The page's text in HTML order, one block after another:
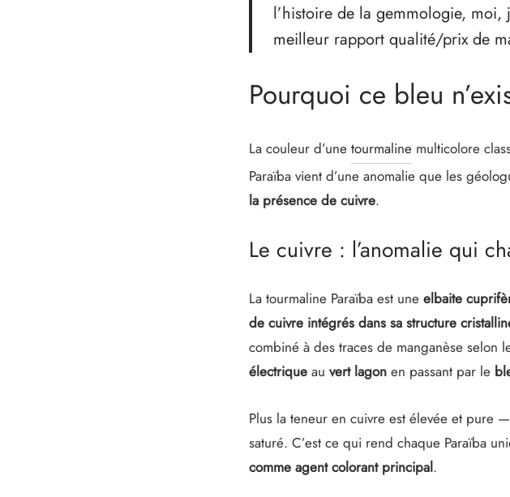
l’histoire de la gemmologie, moi,
meilleur rapport qualité/prix de
Pourquoi ce bleu
La couleur d’une tourmaline multicolore
Paraïba vient d’une anomalie que les
la présence de cuivre.
Le cuivre : l’anomalie qui
La tourmaline Paraïba est une elbaite
de cuivre intégrés dans sa structure
combiné à des traces de manganèse
électrique au vert lagon en passant par le
Plus la teneur en cuivre est élevée et
saturé. C’est ce qui rend chaque Paraïba
comme agent colorant principal.